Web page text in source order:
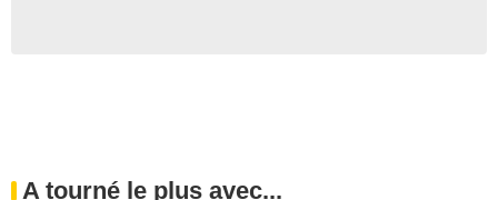
A tourné le plus avec...